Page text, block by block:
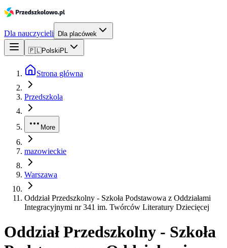
Dla nauczycieli Dla placówek
🇵🇱Polski PL
Strona główna
Przedszkola
More
mazowieckie
Warszawa
Oddział Przedszkolny - Szkoła Podstawowa z Oddziałami
Integracyjnymi nr 341 im. Twórców Literatury Dziecięcej
Oddział Przedszkolny - Szkoła